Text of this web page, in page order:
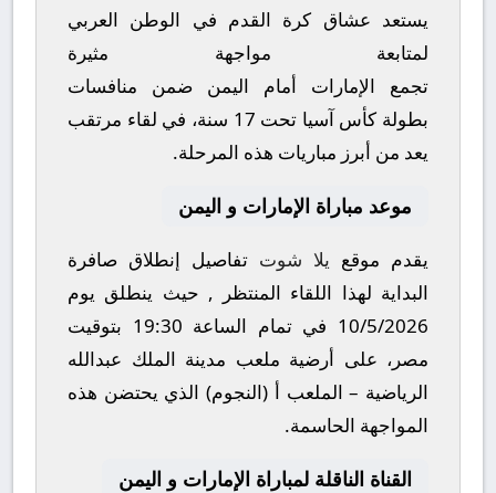
يستعد عشاق كرة القدم في الوطن العربي
لمتابعة مواجهة مثيرة
تجمع الإمارات أمام اليمن ضمن منافسات
بطولة كأس آسيا تحت 17 سنة
، في لقاء مرتقب
يعد من أبرز مباريات هذه المرحلة.
موعد مباراة الإمارات و اليمن
يقدم موقع يلا شوت تفاصيل إنطلاق صافرة
البداية لهذا اللقاء المنتظر , حيث ينطلق يوم
10/5/2026 في تمام الساعة 19:30 بتوقيت
مصر، على أرضية ملعب مدينة الملك عبدالله
الرياضية – الملعب أ (النجوم)الذي يحتضن هذه
المواجهة الحاسمة.
القناة الناقلة لمباراة الإمارات و اليمن